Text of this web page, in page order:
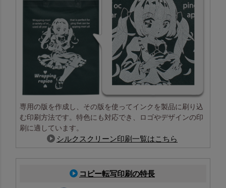
専用の版を作成し、その版を使ってインクを製品に刷り込
む印刷方法です。特色にも対応でき、ロゴやデザインの印
刷に適しています。
シルクスクリーン印刷一覧はこちら
コピー転写印刷の特長